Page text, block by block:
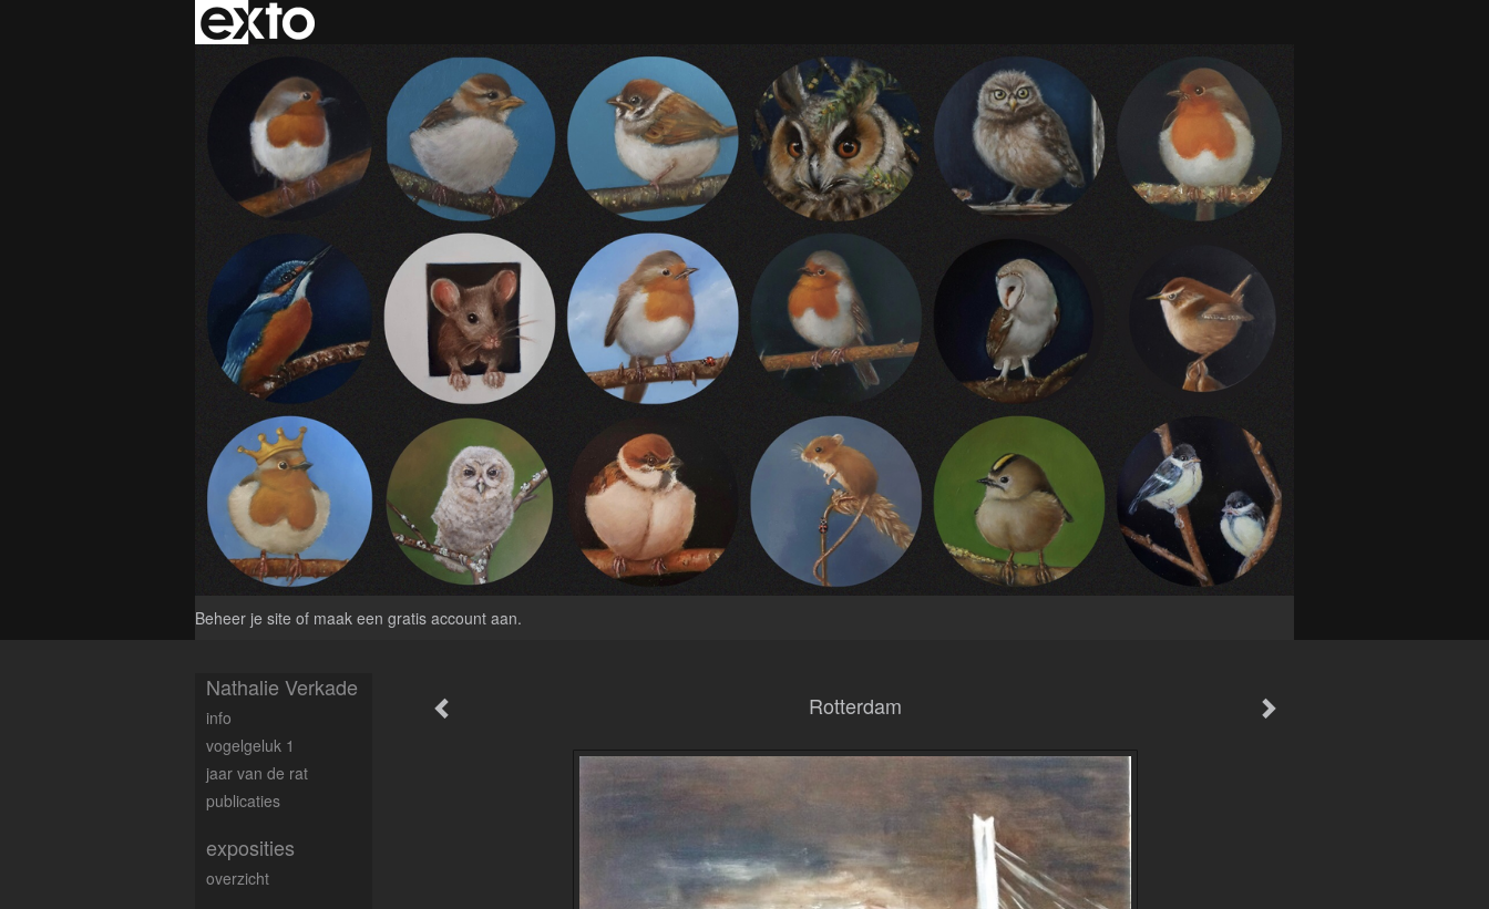
Beheer je site of maak een gratis account aan.
Rotterdam
Nathalie Verkade
info
vogelgeluk 1
jaar van de rat
publicaties
exposities
overzicht